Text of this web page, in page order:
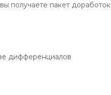
получаете пакет доработок
дифференциалов